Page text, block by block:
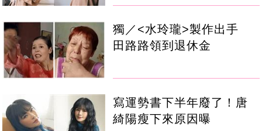
獨／<水玲瓏>製作出手
田路路領到退休金
寫運勢書下半年廢了！唐
綺陽瘦下來原因曝